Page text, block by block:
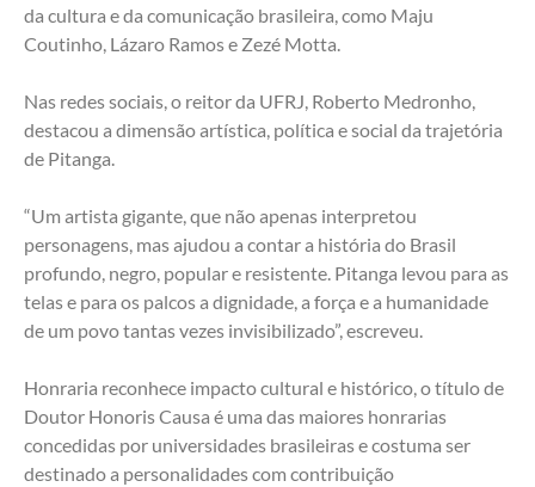
da cultura e da comunicação brasileira, como Maju
Coutinho, Lázaro Ramos e Zezé Motta.
Nas redes sociais, o reitor da UFRJ, Roberto Medronho,
destacou a dimensão artística, política e social da trajetória
de Pitanga.
“Um artista gigante, que não apenas interpretou
personagens, mas ajudou a contar a história do Brasil
profundo, negro, popular e resistente. Pitanga levou para as
telas e para os palcos a dignidade, a força e a humanidade
de um povo tantas vezes invisibilizado”, escreveu.
Honraria reconhece impacto cultural e histórico, o título de
Doutor Honoris Causa é uma das maiores honrarias
concedidas por universidades brasileiras e costuma ser
destinado a personalidades com contribuição